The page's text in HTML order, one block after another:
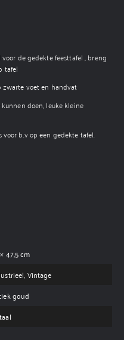
de gedekte feesttafel , breng
tafel
voet en handvat
doen, leuke kleine
b.v op een gedekte tafel.
47,5 cm
Vintage
goud